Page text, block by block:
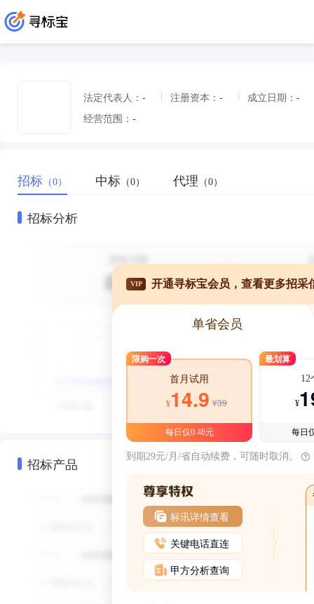
法定代表人： - 注册资本： - 成立日期： -
经营范围： -
招标 （0） 中标 （0） 代理 （0）
招标分析
招标产品
VIP 开通寻标宝会员，查看更多招采
单省会员
限购一次
首月试用
¥14.9 ¥39
每日仅0.48元
最划算
12
¥
每日
到期29元/月/省自动续费，可随时取消。
标讯详情查看
关键电话直连
甲方分析查询